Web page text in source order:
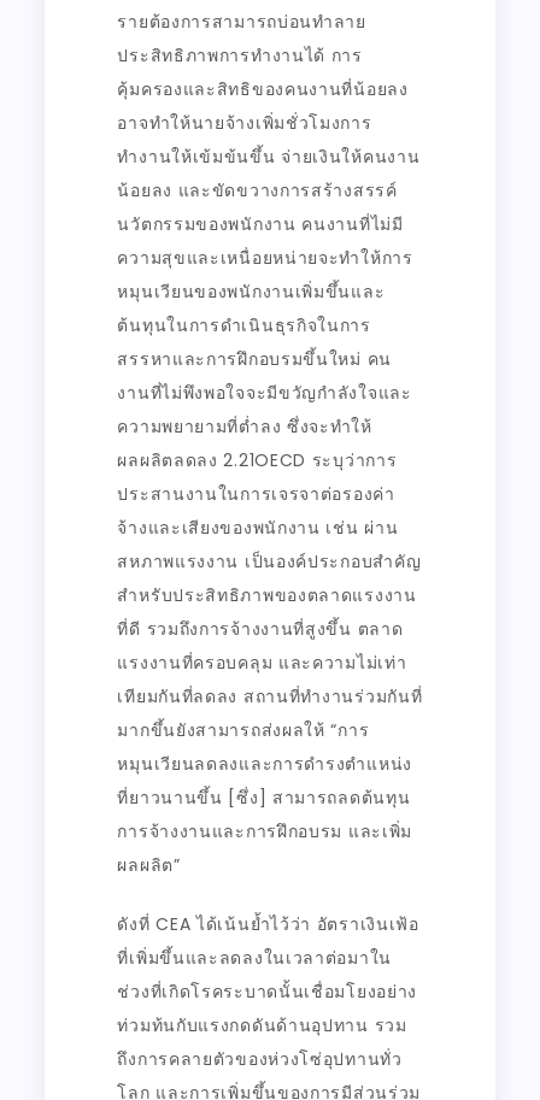
รายต้องการสามารถบ่อนทำลาย
ประสิทธิภาพการทำงานได้ การ
คุ้มครองและสิทธิของคนงานที่น้อยลง
อาจทำให้นายจ้างเพิ่มชั่วโมงการ
ทำงานให้เข้มข้นขึ้น จ่ายเงินให้คนงาน
น้อยลง และขัดขวางการสร้างสรรค์
นวัตกรรมของพนักงาน คนงานที่ไม่มี
ความสุขและเหนื่อยหน่ายจะทำให้การ
หมุนเวียนของพนักงานเพิ่มขึ้นและ
ต้นทุนในการดำเนินธุรกิจในการ
สรรหาและการฝึกอบรมขึ้นใหม่ คน
งานที่ไม่พึงพอใจจะมีขวัญกำลังใจและ
ความพยายามที่ต่ำลง ซึ่งจะทำให้
ผลผลิตลดลง 2.21OECD ระบุว่าการ
ประสานงานในการเจรจาต่อรองค่า
จ้างและเสียงของพนักงาน เช่น ผ่าน
สหภาพแรงงาน เป็นองค์ประกอบสำคัญ
สำหรับประสิทธิภาพของตลาดแรงงาน
ที่ดี รวมถึงการจ้างงานที่สูงขึ้น ตลาด
แรงงานที่ครอบคลุม และความไม่เท่า
เทียมกันที่ลดลง สถานที่ทำงานร่วมกันที่
มากขึ้นยังสามารถส่งผลให้ “การ
หมุนเวียนลดลงและการดำรงตำแหน่ง
ที่ยาวนานขึ้น [ซึ่ง] สามารถลดต้นทุน
การจ้างงานและการฝึกอบรม และเพิ่ม
ผลผลิต”
ดังที่ CEA ได้เน้นย้ำไว้ว่า อัตราเงินเฟ้อ
ที่เพิ่มขึ้นและลดลงในเวลาต่อมาใน
ช่วงที่เกิดโรคระบาดนั้นเชื่อมโยงอย่าง
ท่วมท้นกับแรงกดดันด้านอุปทาน รวม
ถึงการคลายตัวของห่วงโซ่อุปทานทั่ว
โลก และการเพิ่มขึ้นของการมีส่วนร่วม